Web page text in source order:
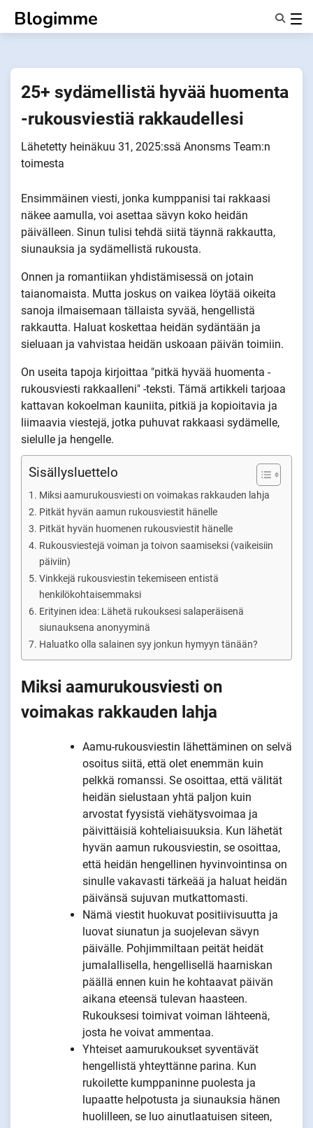
sisältöön
Blogimme
Tietoa Meistä
25+ sydämellistä hyvää huomenta
-rukousviestiä rakkaudellesi
Lähetetty heinäkuu 31, 2025:ssä Anonsms Team:n
toimesta
Ensimmäinen viesti, jonka kumppanisi tai rakkaasi
näkee aamulla, voi asettaa sävyn koko heidän
päivälleen. Sinun tulisi tehdä siitä täynnä rakkautta,
siunauksia ja sydämellistä rukousta.
Onnen ja romantiikan yhdistämisessä on jotain
taianomaista. Mutta joskus on vaikea löytää oikeita
sanoja ilmaisemaan tällaista syvää, hengellistä
rakkautta. Haluat koskettaa heidän sydäntään ja
sieluaan ja vahvistaa heidän uskoaan päivän toimiin.
On useita tapoja kirjoittaa "pitkä hyvää huomenta -
rukousviesti rakkaalleni" -teksti. Tämä artikkeli tarjoaa
kattavan kokoelman kauniita, pitkiä ja kopioitavia ja
liimaavia viestejä, jotka puhuvat rakkaasi sydämelle,
sielulle ja hengelle.
Sisällysluettelo
Miksi aamurukousviesti on voimakas rakkauden lahja
Pitkät hyvän aamun rukousviestit hänelle
Pitkät hyvän huomenen rukousviestit hänelle
Rukousviestejä voiman ja toivon saamiseksi (vaikeisiin
päiviin)
Vinkkejä rukousviestin tekemiseen entistä
henkilökohtaisemmaksi
Erityinen idea: Lähetä rukouksesi salaperäisenä
siunauksena anonyyminä
Haluatko olla salainen syy jonkun hymyyn tänään?
Miksi aamurukousviesti on
voimakas rakkauden lahja
Aamu-rukousviestin lähettäminen on selvä
osoitus siitä, että olet enemmän kuin
pelkkä romanssi. Se osoittaa, että välität
heidän sielustaan yhtä paljon kuin
arvostat fyysistä viehätysvoimaa ja
päivittäisiä kohteliaisuuksia. Kun lähetät
hyvän aamun rukousviestin, se osoittaa,
että heidän hengellinen hyvinvointinsa on
sinulle vakavasti tärkeää ja haluat heidän
päivänsä sujuvan mutkattomasti.
Nämä viestit huokuvat positiivisuutta ja
luovat siunatun ja suojelevan sävyn
päivälle. Pohjimmiltaan peität heidät
jumalallisella, hengellisellä haarniskan
päällä ennen kuin he kohtaavat päivän
aikana eteensä tulevan haasteen.
Rukouksesi toimivat voiman lähteenä,
josta he voivat ammentaa.
Yhteiset aamurukoukset syventävät
hengellistä yhteyttänne parina. Kun
rukoilette kumppaninne puolesta ja
lupaatte helpotusta ja siunauksia hänen
huolilleen, se luo ainutlaatuisen siteen,